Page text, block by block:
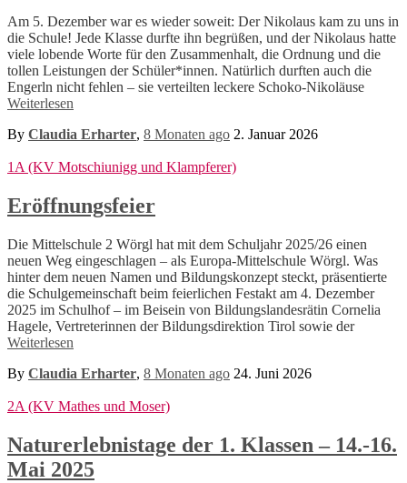
Am 5. Dezember war es wieder soweit: Der Nikolaus kam zu uns in
die Schule! Jede Klasse durfte ihn begrüßen, und der Nikolaus hatte
viele lobende Worte für den Zusammenhalt, die Ordnung und die
tollen Leistungen der Schüler*innen. Natürlich durften auch die
Engerln nicht fehlen – sie verteilten leckere Schoko-Nikoläuse
Weiterlesen
By Claudia Erharter, 8 Monaten ago 2. Januar 2026
1A (KV Motschiunigg und Klampferer)
Eröffnungsfeier
Die Mittelschule 2 Wörgl hat mit dem Schuljahr 2025/26 einen
neuen Weg eingeschlagen – als Europa-Mittelschule Wörgl. Was
hinter dem neuen Namen und Bildungskonzept steckt, präsentierte
die Schulgemeinschaft beim feierlichen Festakt am 4. Dezember
2025 im Schulhof – im Beisein von Bildungslandesrätin Cornelia
Hagele, Vertreterinnen der Bildungsdirektion Tirol sowie der
Weiterlesen
By Claudia Erharter, 8 Monaten ago 24. Juni 2026
2A (KV Mathes und Moser)
Naturerlebnistage der 1. Klassen – 14.-16.
Mai 2025